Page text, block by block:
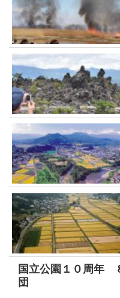
国立公園１０周年
団